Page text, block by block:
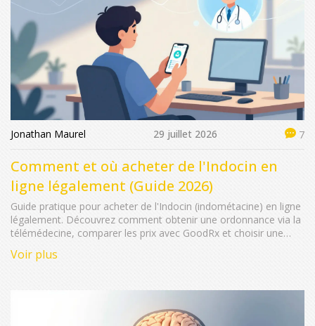
Jonathan Maurel 29 juillet 2026 7
Comment et où acheter de l'Indocin en
ligne légalement (Guide 2026)
Guide pratique pour acheter de l'Indocin (indométacine) en ligne
légalement. Découvrez comment obtenir une ordonnance via la
télémédecine, comparer les prix avec GoodRx et choisir une
Voir plus